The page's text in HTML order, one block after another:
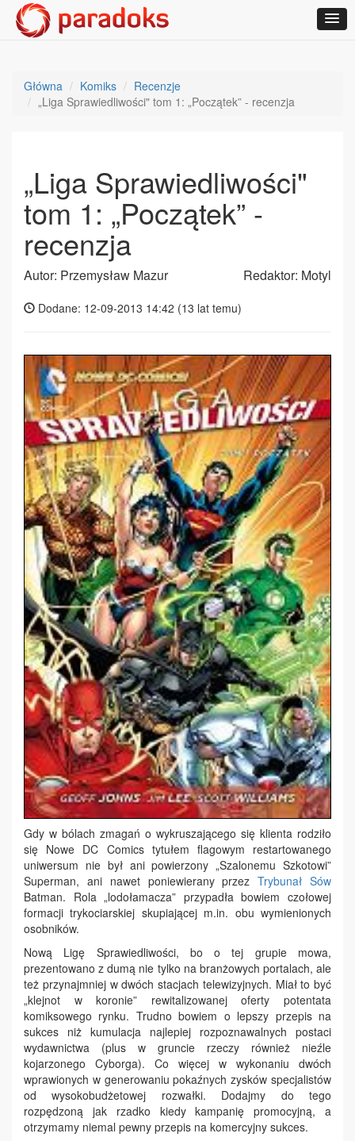
Główna Komiks
Recenzje
„Liga Sprawiedliwości" tom 1: „Początek” - recenzja
„Liga Sprawiedliwości"
tom 1: „Początek” -
recenzja
Autor: Przemysław Mazur Redaktor: Motyl
Dodane: 12-09-2013 14:42 (13 lat temu)
Gdy w bólach zmagań o wykruszającego się klienta rodziło
się Nowe DC Comics tytułem flagowym restartowanego
uniwersum nie był ani powierzony „Szalonemu Szkotowi”
Superman, ani nawet poniewierany przezTrybunał Sów
Batman. Rola „lodołamacza” przypadła bowiem czołowej
formacji trykociarskiej skupiającej m.in. obu wymienionych
osobników.
Nową Ligę Sprawiedliwości, bo o tej grupie mowa,
prezentowano z dumą nie tylko na branżowych portalach, ale
też przynajmniej w dwóch stacjach telewizyjnych. Miał to być
„klejnot w koronie” rewitalizowanej oferty potentata
komiksowego rynku. Trudno bowiem o lepszy przepis na
sukces niż kumulacja najlepiej rozpoznawalnych postaci
wydawnictwa (plus w gruncie rzeczy również nieźle
kojarzonego Cyborga). Co więcej w wykonaniu dwóch
wprawionych w generowaniu pokaźnych zysków specjalistów
od wysokobudżetowej rozwałki. Dodajmy do tego
rozpędzoną jak rzadko kiedy kampanię promocyjną, a
otrzymamy niemal pewny przepis na komercyjny sukces.